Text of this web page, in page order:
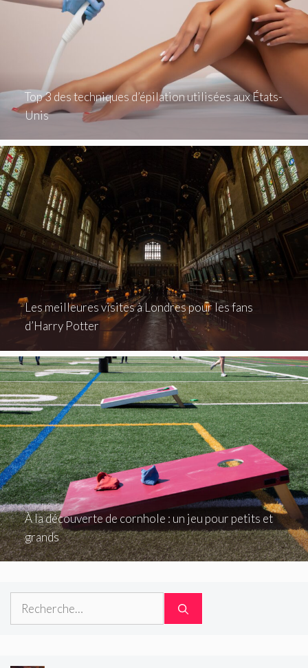
Top 3 des techniques d’épilation utilisées aux États-
Unis
Les meilleures visites à Londres pour les fans
d’Harry Potter
À la découverte de cornhole : un jeu pour petits et
grands
Rechercher :